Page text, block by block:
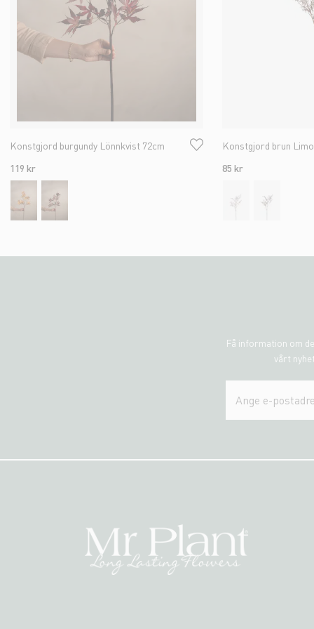
Konstgjord burgundy Lönnkvist 72cm
119 kr
Konstgjord brun
85 kr
Få information om
vårt